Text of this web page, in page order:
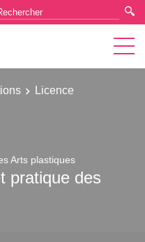
Licence
Arts plastiques
pratique des